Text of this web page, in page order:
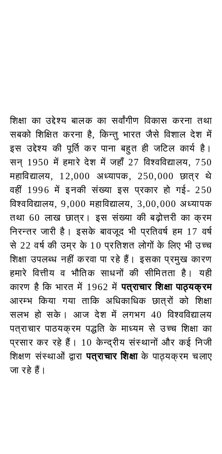
शिक्षा का उद्देश्य बालक का सर्वांगीण विकास करना तथा
सबको शिक्षित करना है, किन्तु भारत जैसे विशाल देश में
इस उद्देश्य की पूर्ति कर पाना बहुत ही जटिल कार्य है।
सन् 1950 में हमारे देश में जहाँ 27 विश्वविद्यालय, 750
महाविद्यालय, 12,000 अध्यापक, 250,000 छात्र थे
वहीं 1996 में इनकी संख्या इस प्रकार हो गई- 250
विश्वविद्यालय, 9,000 महाविद्यालय, 3,00,000 अध्यापक
तथा 60 लाख छात्र। इस संख्या की बढ़ोत्तरी का क्रम
निरन्तर जारी है। इसके बावजूद भी प्रतिवर्ष हम 17 वर्ष
से 22 वर्ष की उम्र के 10 प्रतिशत लोगों के लिए भी उच्च
शिक्षा उपलब्ध नहीं करवा पा रहे हैं। इसका प्रमुख कारण
हमारे वित्तीय व भौतिक साधनों की सीमितता है। यही
कारण है कि भारत में 1962 मेंपत्राचार शिक्षा पाठ्यक्रम
आरम्भ किया गया ताकि अधिकाधिक छात्रों को शिक्षा
सलभ हो सके। आज देश में लगभग 40 विश्वविद्यालय
पत्राचार पाठयक्रम पद्धति के माध्यम से उच्च शिक्षा का
प्रसार कर रहे हैं। 10 केन्द्रीय संस्थानों और कई निजी
शिक्षण संस्थाओं द्वारापत्राचार शिक्षाके पाठ्यक्रम चलाए
जा रहे हैं।